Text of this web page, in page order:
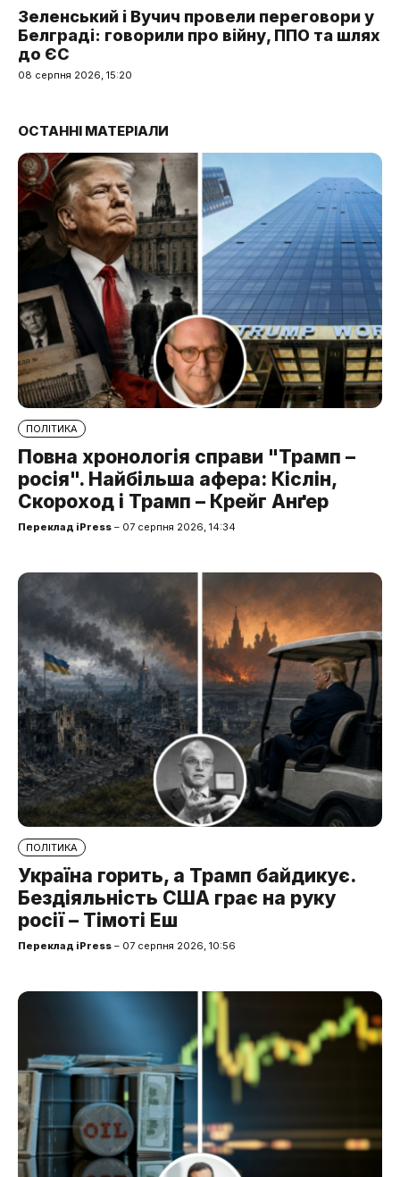
Зеленський і Вучич провели переговори у
Белграді: говорили про війну, ППО та шлях
до ЄС
08 серпня 2026, 15:20
ОСТАННІ МАТЕРІАЛИ
ПОЛІТИКА
Повна хронологія справи "Трамп –
росія". Найбільша афера: Кіслін,
Скороход і Трамп – Крейг Анґер
Переклад iPress – 07 серпня 2026, 14:34
ПОЛІТИКА
Україна горить, а Трамп байдикує.
Бездіяльність США грає на руку
росії – Тімоті Еш
Переклад iPress – 07 серпня 2026, 10:56